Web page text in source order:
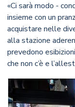
«Ci sarà modo -
insieme con un
acquistare nelle
alla stazione
prevedono
che non c’è e